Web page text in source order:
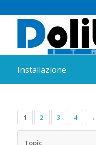
Installazione
1 2 3 4 →
Topic